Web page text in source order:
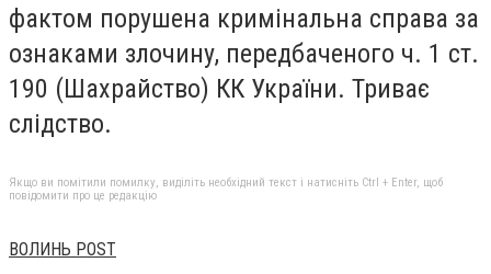
фактом порушена кримінальна справа за
ознаками злочину, передбаченого ч. 1 ст.
190 (Шахрайство) КК України. Триває
слідство.
Якщо ви помітили помилку, виділіть необхідний текст і натисніть Ctrl + Enter, щоб
повідомити про це редакцію
ВОЛИНЬ РOST